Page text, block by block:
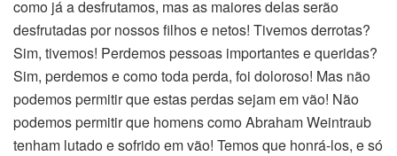
como já a desfrutamos, mas as maiores delas serão
desfrutadas por nossos filhos e netos! Tivemos derrotas?
Sim, tivemos! Perdemos pessoas importantes e queridas?
Sim, perdemos e como toda perda, foi doloroso! Mas não
podemos permitir que estas perdas sejam em vão! Não
podemos permitir que homens como Abraham Weintraub
tenham lutado e sofrido em vão! Temos que honrá-los, e só